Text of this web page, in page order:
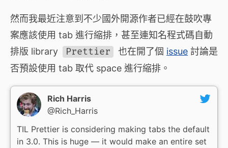
然而我最近注意到不少國外開源作者已經在鼓吹專
案應該使用 tab 進行縮排，甚至連知名程式碼自動
排版 library
Prettier 也在開了個 issue 討論是
否預設使用 tab 取代 space 進行縮排。
Rich Harris
@Rich_Harris
TIL Prettier is considering making tabs the default
in 3.0. This is huge — it would make an entire set